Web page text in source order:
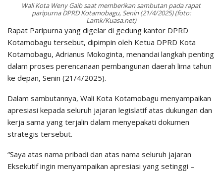
Wali Kota Weny Gaib saat memberikan sambutan pada rapat
paripurna DPRD Kotamobagu, Senin (21/4/2025) (foto:
Lamk/Kuasa.net)
Rapat Paripurna yang digelar di gedung kantor DPRD
Kotamobagu tersebut, dipimpin oleh Ketua DPRD Kota
Kotamobagu, Adrianus Mokoginta, menandai langkah penting
dalam proses perencanaan pembangunan daerah lima tahun
ke depan, Senin (21/4/2025).
Dalam sambutannya, Wali Kota Kotamobagu menyampaikan
apresiasi kepada seluruh jajaran legislatif atas dukungan dan
kerja sama yang terjalin dalam menyepakati dokumen
strategis tersebut.
“Saya atas nama pribadi dan atas nama seluruh jajaran
Eksekutif ingin menyampaikan apresiasi yang setinggi –